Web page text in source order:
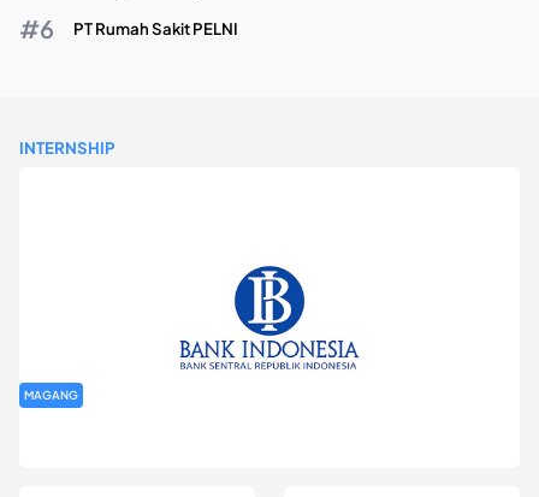
PT Rumah Sakit PELNI
INTERNSHIP
MAGANG